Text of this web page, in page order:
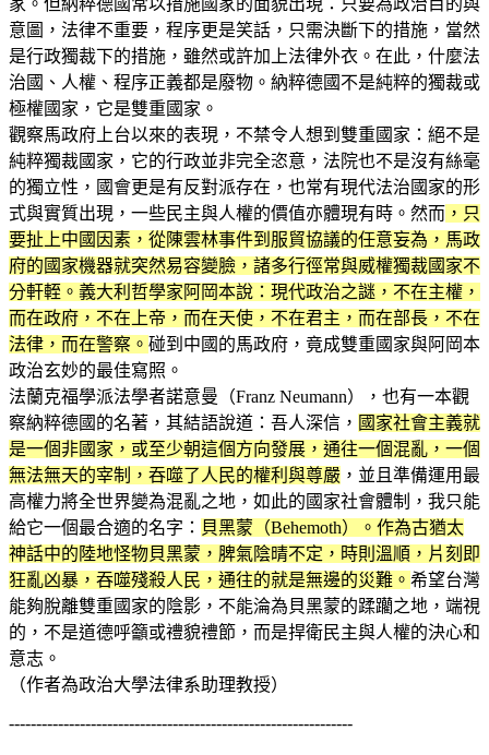
意圖，法律不重要，程序更是笑話，只需決斷下的措施，當然
是行政獨裁下的措施，雖然或許加上法律外衣。在此，什麼法
治國、人權、程序正義都是廢物。納粹德國不是純粹的獨裁或
極權國家，它是雙重國家。
觀察馬政府上台以來的表現，不禁令人想到雙重國家：絕不是
純粹獨裁國家，它的行政並非完全恣意，法院也不是沒有絲毫
的獨立性，國會更是有反對派存在，也常有現代法治國家的形
式與實質出現，一些民主與人權的價值亦體現有時。然而 ，只
要扯上中國因素，從陳雲林事件到服貿協議的任意妄為，馬政
府的國家機器就突然易容變臉，諸多行徑常與威權獨裁國家不
分軒輊。義大利哲學家阿岡本說：現代政治之謎，不在主權，
而在政府，不在上帝，而在天使，不在君主，而在部長，不在
法律，而在警察。 碰到中國的馬政府，竟成雙重國家與阿岡本
政治玄妙的最佳寫照。
法蘭克福學派法學者諾意曼（Franz Neumann），也有一本觀
察納粹德國的名著，其結語說道：吾人深信， 國家社會主義就
是一個非國家，或至少朝這個方向發展，通往一個混亂，一個
無法無天的宰制，吞噬了人民的權利與尊嚴 ，並且準備運用最
高權力將全世界變為混亂之地，如此的國家社會體制，我只能
給它一個最合適的名字： 貝黑蒙（Behemoth）。作為古猶太
神話中的陸地怪物貝黑蒙，脾氣陰晴不定，時則溫順，片刻即
狂亂凶暴，吞噬殘殺人民，通往的就是無邊的災難。 希望台灣
能夠脫離雙重國家的陰影，不能淪為貝黑蒙的蹂躪之地，端視
的，不是道德呼籲或禮貌禮節，而是捍衛民主與人權的決心和
意志。
（作者為政治大學法律系助理教授）
---------------------------------------------------------------